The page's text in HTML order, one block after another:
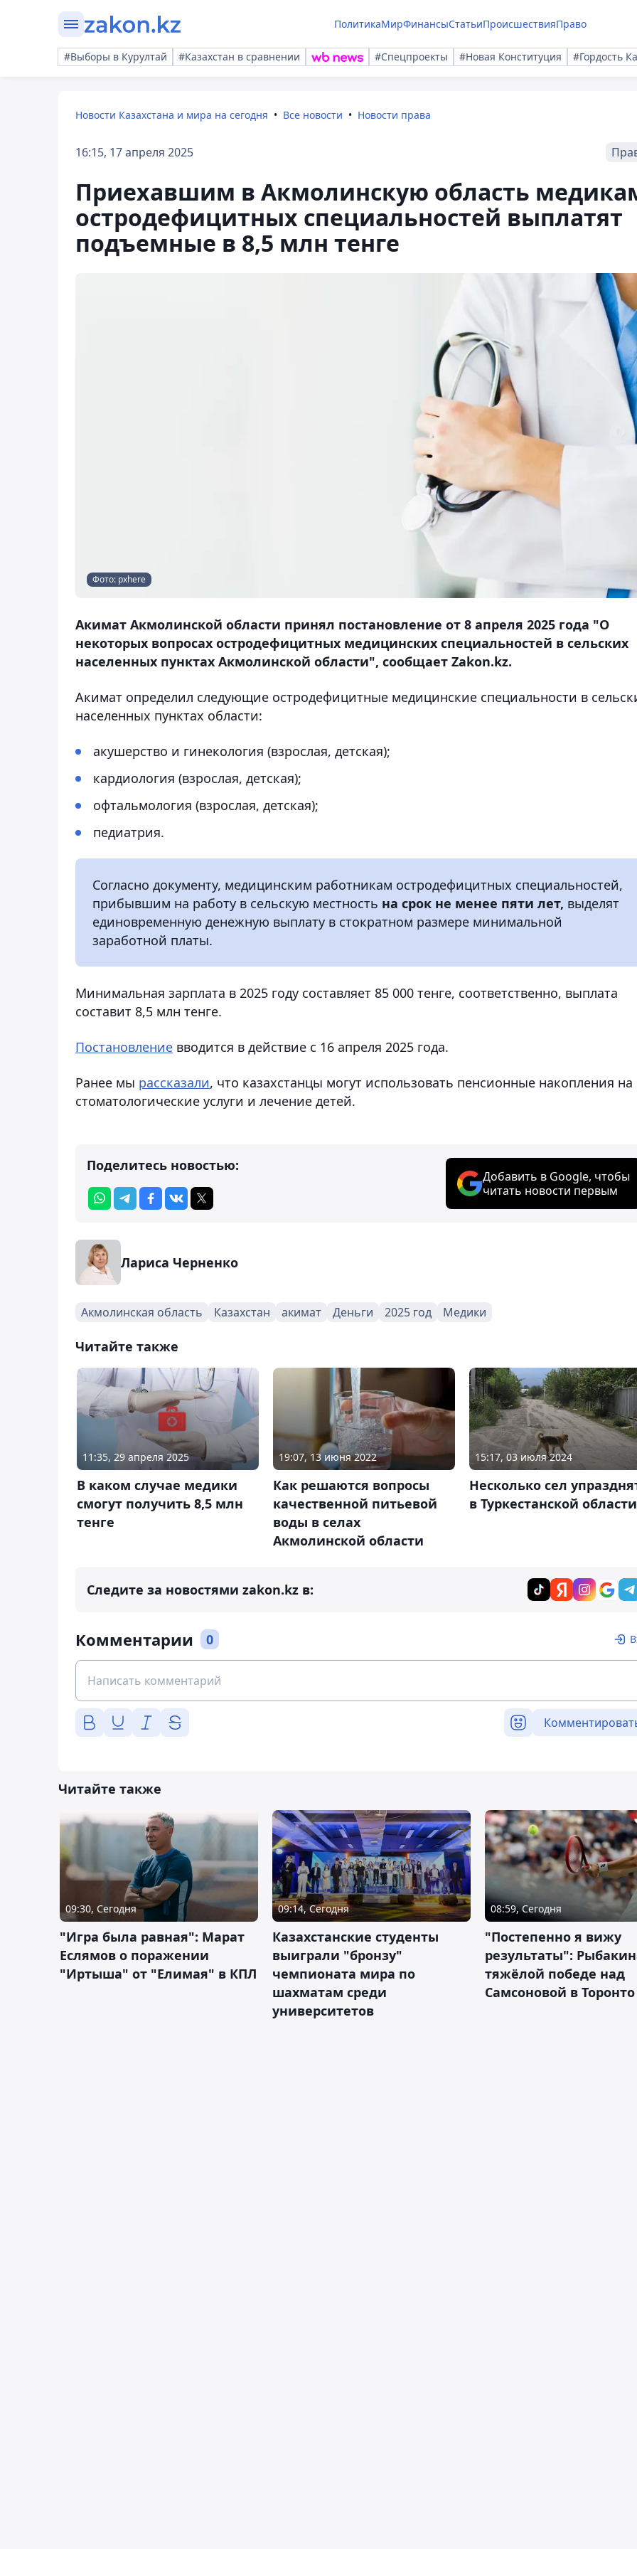
ПолитикаМирФинансыСтатьиПроисшествияПраво
#Выборы в Курултай #Казахстан в сравнении #Спецпроекты #Новая Конституция #Гордость
Новости Казахстана и мира на сегодня Все новости Новости права
16:15, 17 апреля 2025
Приехавшим в Акмолинскую область
остродефицитных специальностей выплатят
подъемные в 8,5 млн тенге
Фото: pxhere
Акимат Акмолинской области принял постановление от 8 апреля 2025 года "О
некоторых вопросах остродефицитных медицинских специальностей в сельских
населенных пунктах Акмолинской области", сообщает Zakon.kz.
Акимат определил следующие остродефицитные медицинские специальности в
населенных пунктах области:
акушерство и гинекология (взрослая, детская);
кардиология (взрослая, детская);
офтальмология (взрослая, детская);
педиатрия.
Согласно документу, медицинским работникам остродефицитных специальностей,
прибывшим на работу в сельскую местность на срок не менее пяти лет, выделят
единовременную денежную выплату в стократном размере минимальной
заработной платы.
Минимальная зарплата в 2025 году составляет 85 000 тенге, соответственно, выплата
составит 8,5 млн тенге.
Постановление вводится в действие с 16 апреля 2025 года.
Ранее мы рассказали, что казахстанцы могут использовать пенсионные накопления на
стоматологические услуги и лечение детей.
Поделитесь новостью:
Добавить в Google, чтобы
читать новости первым
Лариса Черненко
Акмолинская область Казахстан акимат Деньги 2025 год Медики
Читайте также
11:35, 29 апреля 2025
В каком случае медики
смогут получить 8,5 млн
тенге
19:07, 13 июня 2022
Как решаются вопросы
качественной питьевой
воды в селах
Акмолинской области
15:17, 03 июля 2024
Несколько сел
в Туркестанской области
Следите за новостями zakon.kz в:
Комментарии 0
Читайте также
09:30, Сегодня
"Игра была равная": Марат
Еслямов о поражении
"Иртыша" от "Елимая" в КПЛ
09:14, Сегодня
Казахстанские студенты
выиграли "бронзу"
чемпионата мира по
шахматам среди
университетов
08:59, Сегодня
"Постепенно я вижу
результаты":
тяжёлой победе над
Самсоновой в Торонто